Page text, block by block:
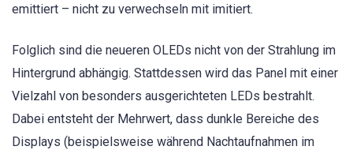
emittiert – nicht zu verwechseln mit imitiert.
Folglich sind die neueren OLEDs nicht von der Strahlung im
Hintergrund abhängig. Stattdessen wird das Panel mit einer
Vielzahl von besonders ausgerichteten LEDs bestrahlt.
Dabei entsteht der Mehrwert, dass dunkle Bereiche des
Displays (beispielsweise während Nachtaufnahmen im